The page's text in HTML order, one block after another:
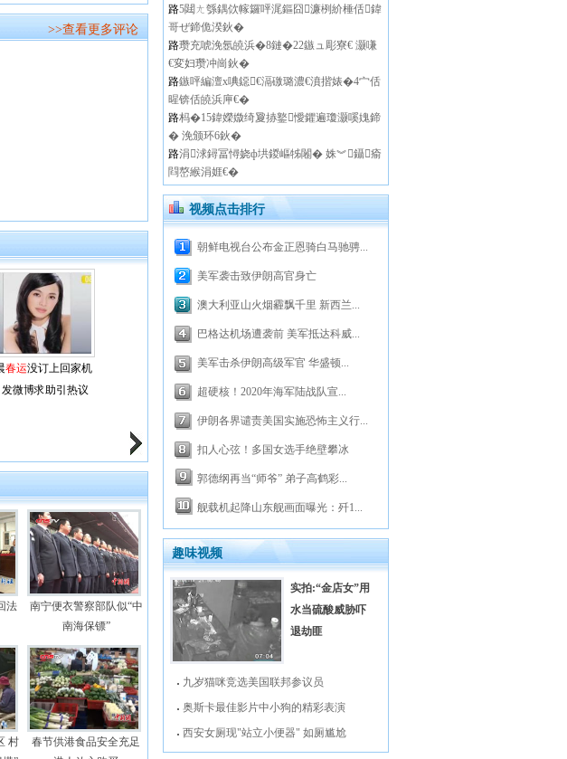
>>查看更多评论
春运没订上回家机
微博求助引热议
法
南宁便衣警察部队似“中
南海保镖”
村
春节供港食品安全充足
路5閮ㄤ綔鍝佽幏鑼呯浘鏂囧濂栵紒棰佸鍏
哥ぜ鍗佹湀鈥�
路瓒充唬浼氬皢浜�8鏈�22鏃ュ彫寮€ 灏嗛
€変妇瓒冲崗鈥�
路鏃呯編澶х唺鐚€滆礉璐濃€濆揩婊�4宀佸
暒锛佸皢浜庘€�
路杩�15鍏嬫媺绮夐捇鐜懓鑺遍瓊灏嗘媿鍗
� 浼颁环6鈥�
路涓浗鐞冨憳娆ф垬鍐嶇牬闂� 姝︾鑷瘉
閰嶅緱涓娾€�
视频点击排行
朝鲜电视台公布金正恩骑白马驰骋...
美军袭击致伊朗高官身亡
澳大利亚山火烟霾飘千里 新西兰...
巴格达机场遭袭前 美军抵达科威...
美军击杀伊朗高级军官 华盛顿...
超硬核！2020年海军陆战队宣...
伊朗各界谴责美国实施恐怖主义行...
扣人心弦！多国女选手绝壁攀冰
郭德纲再当“师爷” 弟子高鹤彩...
舰载机起降山东舰画面曝光：歼1...
趣味视频
实拍:“金店女”用
水当硫酸威胁吓
退劫匪
九岁猫咪竞选美国联邦参议员
奥斯卡最佳影片中小狗的精彩表演
西安女厕现"站立小便器" 如厕尴尬